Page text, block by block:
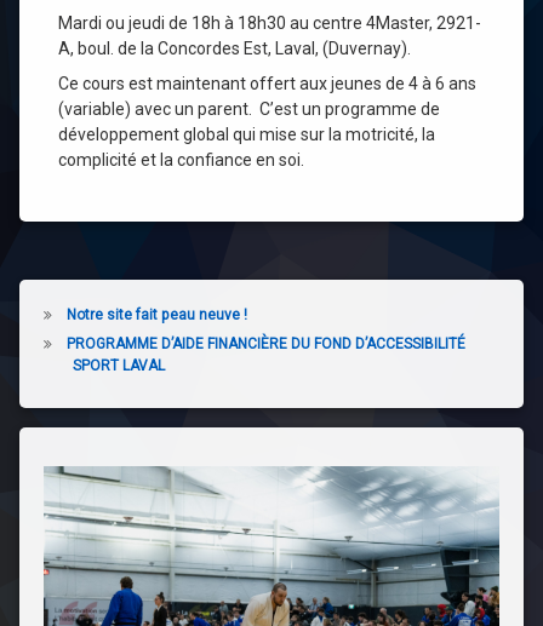
Mardi ou jeudi de 18h à 18h30 au centre 4Master, 2921-
A, boul. de la Concordes Est, Laval, (Duvernay).
Ce cours est maintenant offert aux jeunes de 4 à 6 ans
(variable) avec un parent. C’est un programme de
développement global qui mise sur la motricité, la
complicité et la confiance en soi.
Notre site fait peau neuve !
PROGRAMME D’AIDE FINANCIÈRE DU FOND D’ACCESSIBILITÉ
SPORT LAVAL